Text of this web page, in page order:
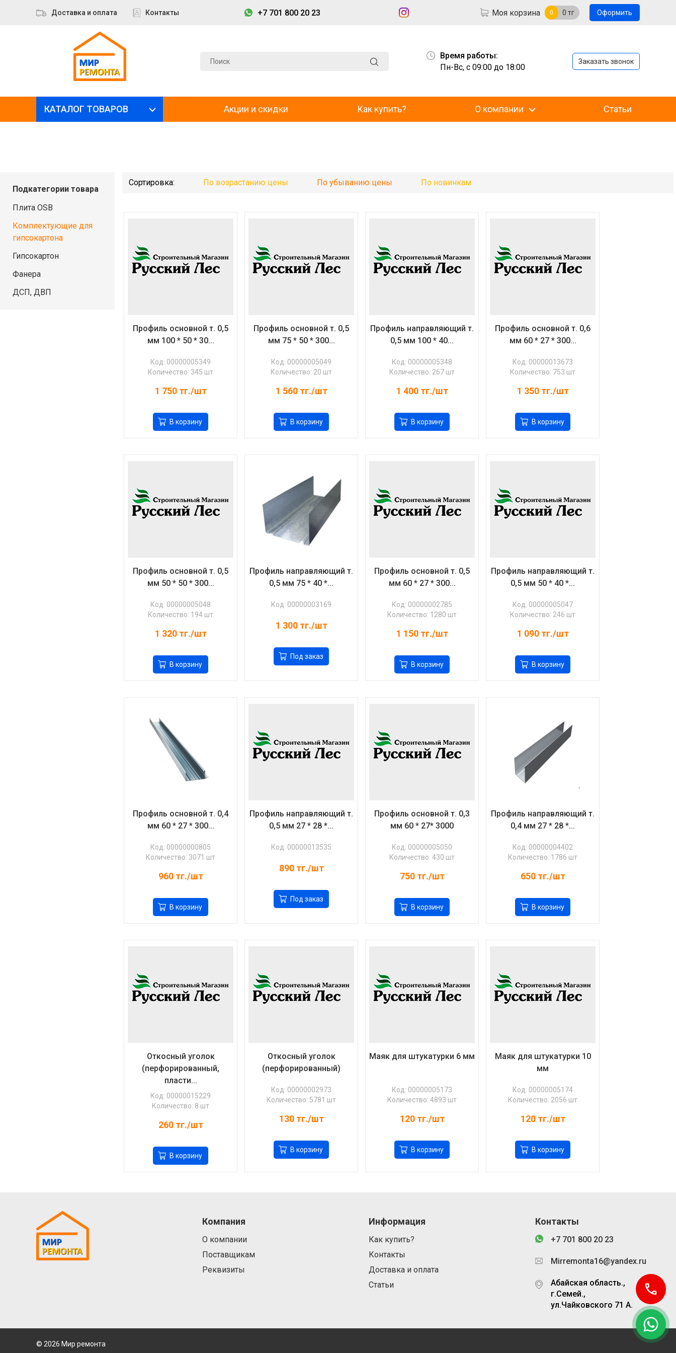
Доставка и оплата Контакты +7 701 800 20 23 Моя корзина 0 0 тг Оформить
Время работы:
Пн-Вс, с 09:00 до 18:00
Заказать звонок
КАТАЛОГ ТОВАРОВ Акции и скидки Как купить? О компании Статьи
Подкатегории товара
Плита OSB
Комплектующие для
гипсокартона
Гипсокартон
Фанера
ДСП, ДВП
Сортировка: По возрастанию цены По убыванию цены По новинкам
Профиль основной т. 0,5
мм 100 * 50 * 30...
Код: 00000005349
Количество: 345 шт
1 750тг./шт
В корзину
Профиль основной т. 0,5
мм 75 * 50 * 300...
Код: 00000005049
Количество: 20 шт
1 560тг./шт
В корзину
Профиль направляющий т.
0,5 мм 100 * 40...
Код: 00000005348
Количество: 267 шт
1 400тг./шт
В корзину
Профиль основной т. 0,6
мм 60 * 27 * 300...
Код: 00000013673
Количество: 753 шт
1 350тг./шт
В корзину
Профиль основной т. 0,5
мм 50 * 50 * 300...
Код: 00000005048
Количество: 194 шт
1 320тг./шт
В корзину
Профиль направляющий т.
0,5 мм 75 * 40 *...
Код: 00000003169
1 300тг./шт
Под заказ
Профиль основной т. 0,5
мм 60 * 27 * 300...
Код: 00000002785
Количество: 1280 шт
1 150тг./шт
В корзину
Профиль направляющий т.
0,5 мм 50 * 40 *...
Код: 00000005047
Количество: 246 шт
1 090тг./шт
В корзину
Профиль основной т. 0,4
мм 60 * 27 * 300...
Код: 00000000805
Количество: 3071 шт
960тг./шт
В корзину
Профиль направляющий т.
0,5 мм 27 * 28 *...
Код: 00000013535
890тг./шт
Под заказ
Профиль основной т. 0,3
мм 60 * 27* 3000
Код: 00000005050
Количество: 430 шт
750тг./шт
В корзину
Профиль направляющий т.
0,4 мм 27 * 28 *...
Код: 00000004402
Количество: 1786 шт
650тг./шт
В корзину
Откосный уголок
(перфорированный,
пласти...
Код: 00000015229
Количество: 8 шт
260тг./шт
В корзину
Откосный уголок
(перфорированный)
Код: 00000002973
Количество: 5781 шт
130тг./шт
В корзину
Маяк для штукатурки 6 мм
Код: 00000005173
Количество: 4893 шт
120тг./шт
В корзину
Маяк для штукатурки 10
мм
Код: 00000005174
Количество: 2056 шт
120тг./шт
В корзину
Компания
О компании
Поставщикам
Реквизиты
Информация
Как купить?
Контакты
Доставка и оплата
Статьи
Контакты
+7 701 800 20 23
Mirremonta16@yandex.ru
Абайская область.,
г.Семей.,
ул.Чайковского 71 А.
© 2026 Мир ремонта